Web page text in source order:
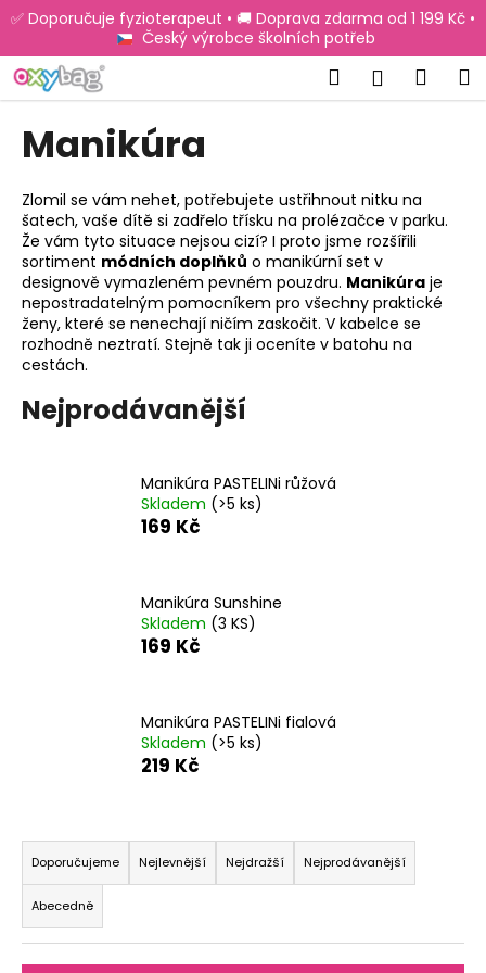
Přejít
na✅ Doporučuje fyzioterapeut • 🚚 Doprava zdarma od 1 199 Kč •
Český výrobce školních potřeb
Hledat
Manikúra
Zlomil se vám nehet, potřebujete ustřihnout nitku na
šatech, vaše dítě si zadřelo třísku na prolézačce v parku.
Že vám tyto situace nejsou cizí? I proto jsme rozšířili
sortiment módních doplňků o manikúrní set v
designově vymazleném pevném pouzdru. Manikúra je
nepostradatelným pomocníkem pro všechny praktické
ženy, které se nenechají ničím zaskočit. V kabelce se
rozhodně neztratí. Stejně tak ji oceníte v batohu na
cestách.
Nejprodávanější
Manikúra PASTELINi růžová
Skladem (>5 ks)
169 Kč
Manikúra Sunshine
Skladem (3 KS)
169 Kč
Manikúra PASTELINi fialová
Skladem (>5 ks)
219 Kč
Ř
a
z
e
n
Doporučujeme Nejlevnější Nejdražší Nejprodávanější
Abecedně
K
š
í
Zpět
Zpět
o
o
t
ř
e
b
u
j
e
t
HLEDAT
D
o
p
o
r
u